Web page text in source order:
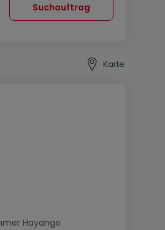
Suchauftrag
Karte
Hayange